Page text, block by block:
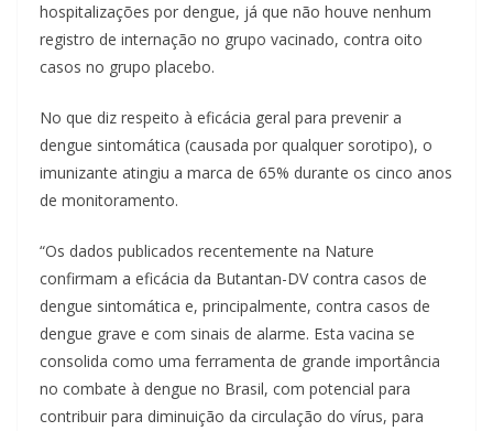
hospitalizações por dengue, já que não houve nenhum
registro de internação no grupo vacinado, contra oito
casos no grupo placebo.
No que diz respeito à eficácia geral para prevenir a
dengue sintomática (causada por qualquer sorotipo), o
imunizante atingiu a marca de 65% durante os cinco anos
de monitoramento.
“Os dados publicados recentemente na Nature
confirmam a eficácia da Butantan-DV contra casos de
dengue sintomática e, principalmente, contra casos de
dengue grave e com sinais de alarme. Esta vacina se
consolida como uma ferramenta de grande importância
no combate à dengue no Brasil, com potencial para
contribuir para diminuição da circulação do vírus, para